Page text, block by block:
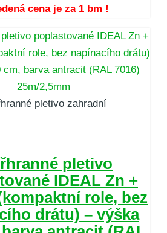
cena je za 1 bm !
pletivo zahradní
pletivo
IDEAL Zn +
role, bez
drátu) – výška